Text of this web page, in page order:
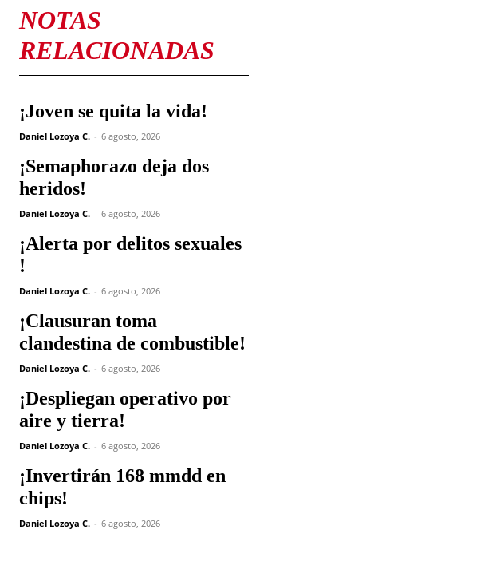
NOTAS
RELACIONADAS
¡Joven se quita la vida!
Daniel Lozoya C. - 6 agosto, 2026
¡Semaphorazo deja dos
heridos!
Daniel Lozoya C. - 6 agosto, 2026
¡Alerta por delitos sexuales
!
Daniel Lozoya C. - 6 agosto, 2026
¡Clausuran toma
clandestina de combustible!
Daniel Lozoya C. - 6 agosto, 2026
¡Despliegan operativo por
aire y tierra!
Daniel Lozoya C. - 6 agosto, 2026
¡Invertirán 168 mmdd en
chips!
Daniel Lozoya C. - 6 agosto, 2026